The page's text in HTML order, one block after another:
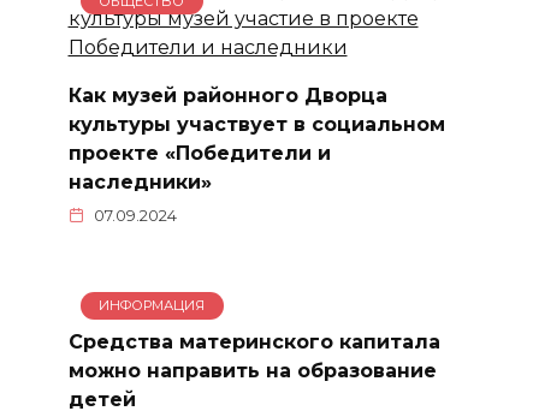
Как музей районного Дворца
культуры участвует в социальном
проекте «Победители и
наследники»
07.09.2024
ИНФОРМАЦИЯ
Средства материнского капитала
можно направить на образование
детей